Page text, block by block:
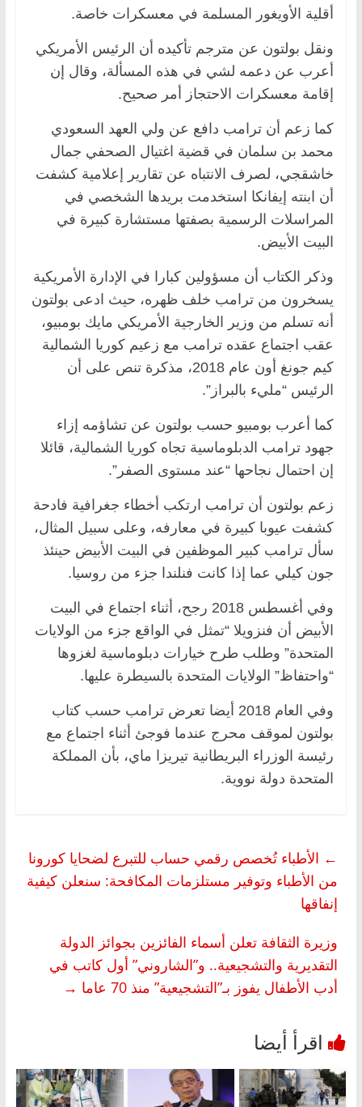
أقلية الأويغور المسلمة في معسكرات خاصة.
ونقل بولتون عن مترجم تأكيده أن الرئيس الأمريكي
أعرب عن دعمه لشي في هذه المسألة، وقال إن
إقامة معسكرات الاحتجاز أمر صحيح.
كما زعم أن ترامب دافع عن ولي العهد السعودي
محمد بن سلمان في قضية اغتيال الصحفي جمال
خاشقجي، لصرف الانتباه عن تقارير إعلامية كشفت
أن ابنته إيفانكا استخدمت بريدها الشخصي في
المراسلات الرسمية بصفتها مستشارة كبيرة في
البيت الأبيض.
وذكر الكتاب أن مسؤولين كبارا في الإدارة الأمريكية
يسخرون من ترامب خلف ظهره، حيث ادعى بولتون
أنه تسلم من وزير الخارجية الأمريكي مايك بومبيو،
عقب اجتماع عقده ترامب مع زعيم كوريا الشمالية
كيم جونغ أون عام 2018، مذكرة تنص على أن
الرئيس “مليء بالبراز”.
كما أعرب بومبيو حسب بولتون عن تشاؤمه إزاء
جهود ترامب الدبلوماسية تجاه كوريا الشمالية، قائلا
إن احتمال نجاحها “عند مستوى الصفر”.
زعم بولتون أن ترامب ارتكب أخطاء جغرافية فادحة
كشفت عيوبا كبيرة في معارفه، وعلى سبيل المثال،
سأل ترامب كبير الموظفين في البيت الأبيض حينئذ
جون كيلي عما إذا كانت فنلندا جزء من روسيا.
وفي أغسطس 2018 رجح، أثناء اجتماع في البيت
الأبيض أن فنزويلا “تمثل في الواقع جزء من الولايات
المتحدة” وطلب طرح خيارات دبلوماسية لغزوها
“واحتفاظ” الولايات المتحدة بالسيطرة عليها.
وفي العام 2018 أيضا تعرض ترامب حسب كتاب
بولتون لموقف محرج عندما فوجئ أثناء اجتماع مع
رئيسة الوزراء البريطانية تيريزا ماي، بأن المملكة
المتحدة دولة نووية.
← الأطباء تُخصص رقمي حساب للتبرع لضحايا كورونا
من الأطباء وتوفير مستلزمات المكافحة: سنعلن كيفية
إنفاقها
وزيرة الثقافة تعلن أسماء الفائزين بجوائز الدولة
التقديرية والتشجيعية.. و”الشاروني” أول كاتب في
أدب الأطفال يفوز بـ”التشجيعية” منذ 70 عاما
→